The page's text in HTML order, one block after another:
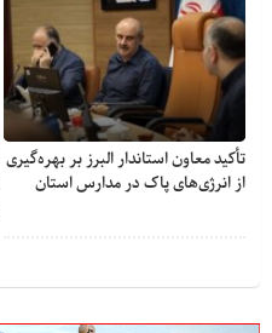
تأکید معاون استاندار البرز بر بهره‌گیری
از انرژی‌های پاک در مدارس استان